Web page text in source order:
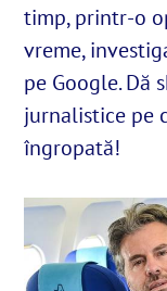
Cautare...
timp, printr-o
vreme,
pe Google. Dă
jurnalistice pe
îngropată!